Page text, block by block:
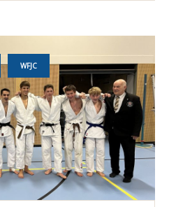
WFJC